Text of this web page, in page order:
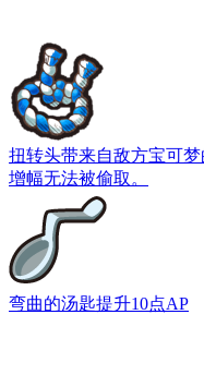
扭转头带来自敌方宝可
增幅无法被偷取。
弯曲的汤匙提升10点AP